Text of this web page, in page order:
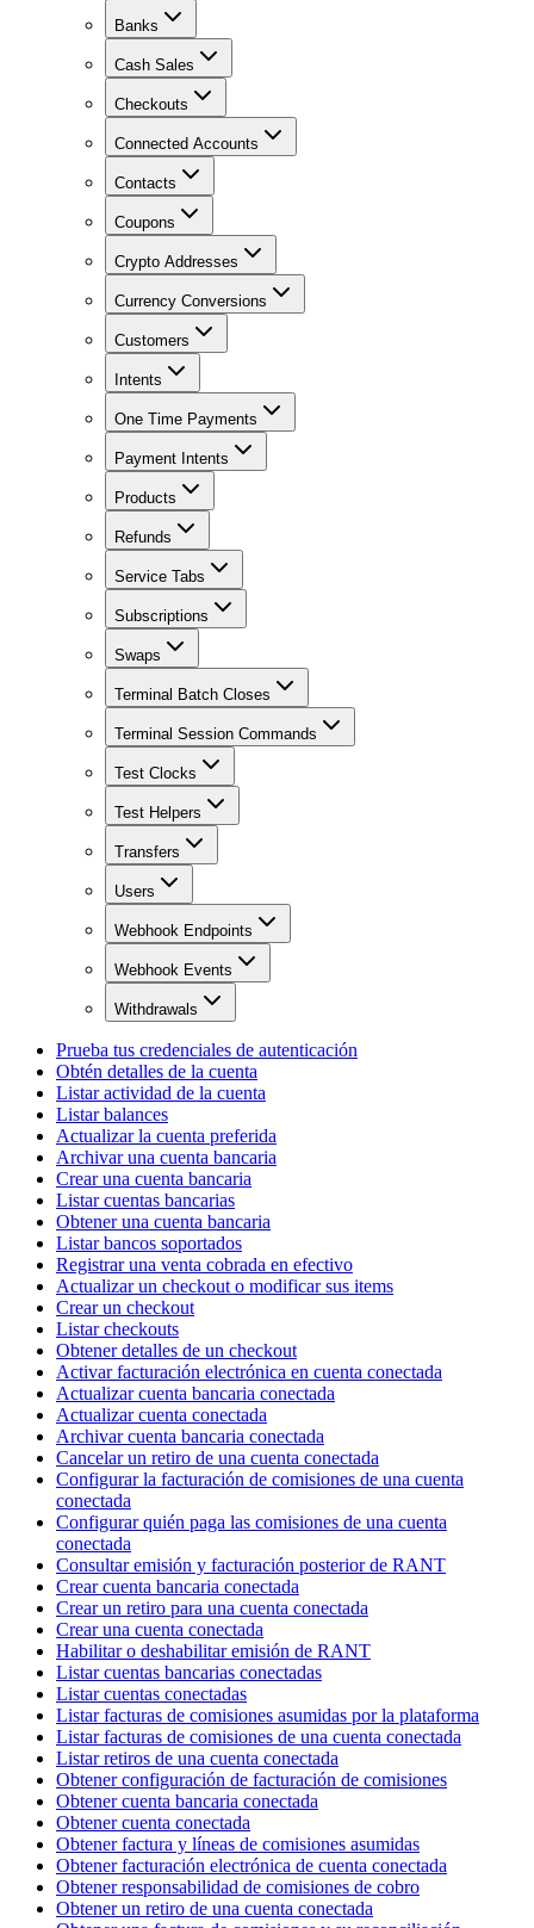
Banks
Cash Sales
Checkouts
Connected Accounts
Contacts
Coupons
Crypto Addresses
Currency Conversions
Customers
Intents
One Time Payments
Payment Intents
Products
Refunds
Service Tabs
Subscriptions
Swaps
Terminal Batch Closes
Terminal Session Commands
Test Clocks
Test Helpers
Transfers
Users
Webhook Endpoints
Webhook Events
Withdrawals
Prueba tus credenciales de autenticación
Obtén detalles de la cuenta
Listar actividad de la cuenta
Listar balances
Actualizar la cuenta preferida
Archivar una cuenta bancaria
Crear una cuenta bancaria
Listar cuentas bancarias
Obtener una cuenta bancaria
Listar bancos soportados
Registrar una venta cobrada en efectivo
Actualizar un checkout o modificar sus items
Crear un checkout
Listar checkouts
Obtener detalles de un checkout
Activar facturación electrónica en cuenta conectada
Actualizar cuenta bancaria conectada
Actualizar cuenta conectada
Archivar cuenta bancaria conectada
Cancelar un retiro de una cuenta conectada
Configurar la facturación de comisiones de una cuenta
conectada
Configurar quién paga las comisiones de una cuenta
conectada
Consultar emisión y facturación posterior de RANT
Crear cuenta bancaria conectada
Crear un retiro para una cuenta conectada
Crear una cuenta conectada
Habilitar o deshabilitar emisión de RANT
Listar cuentas bancarias conectadas
Listar cuentas conectadas
Listar facturas de comisiones asumidas por la plataforma
Listar facturas de comisiones de una cuenta conectada
Listar retiros de una cuenta conectada
Obtener configuración de facturación de comisiones
Obtener cuenta bancaria conectada
Obtener cuenta conectada
Obtener factura y líneas de comisiones asumidas
Obtener facturación electrónica de cuenta conectada
Obtener responsabilidad de comisiones de cobro
Obtener un retiro de una cuenta conectada